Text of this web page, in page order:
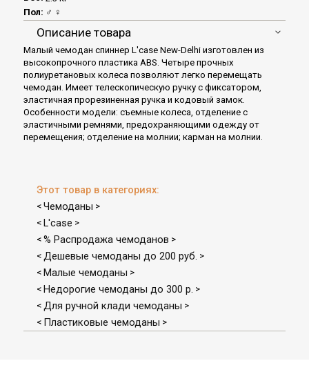
Пол: ♂ ♀
Описание товара
Малый чемодан спиннер L'case New-Delhi изготовлен из
высокопрочного пластика ABS. Четыре прочных
полиуретановых колеса позволяют легко перемещать
чемодан. Имеет телескопическую ручку с фиксатором,
эластичная прорезиненная ручка и кодовый замок.
Особенности модели: съемные колеса, отделение с
эластичными ремнями, предохраняющими одежду от
перемещения; отделение на молнии; карман на молнии.
Этот товар в категориях:
< Чемоданы >
< L'case >
< % Распродажа чемоданов >
< Дешевые чемоданы до 200 руб. >
< Малые чемоданы >
< Недорогие чемоданы до 300 р. >
< Для ручной клади чемоданы >
< Пластиковые чемоданы >